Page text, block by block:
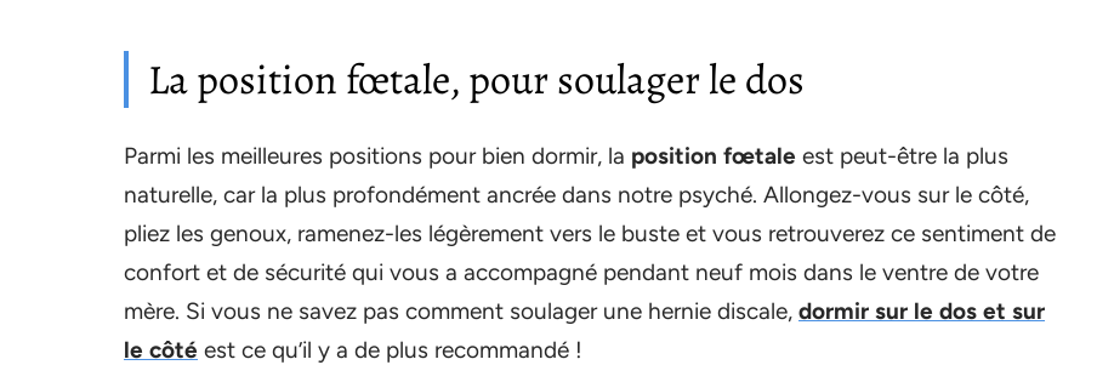
La position fœtale, pour soulager le dos
Parmi les meilleures positions pour bien dormir, la position fœtale est peut-être la plus
naturelle, car la plus profondément ancrée dans notre psyché. Allongez-vous sur le côté,
pliez les genoux, ramenez-les légèrement vers le buste et vous retrouverez ce sentiment de
confort et de sécurité qui vous a accompagné pendant neuf mois dans le ventre de votre
mère. Si vous ne savez pas comment soulager une hernie discale, dormir sur le dos et sur
le côté est ce qu’il y a de plus recommandé !